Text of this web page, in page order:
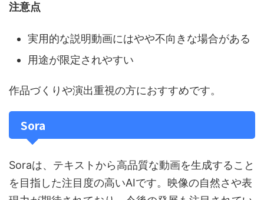
注意点
実用的な説明動画にはやや不向きな場合がある
用途が限定されやすい
作品づくりや演出重視の方におすすめです。
Sora
Soraは、テキストから高品質な動画を生成すること
を目指した注目度の高いAIです。映像の自然さや表